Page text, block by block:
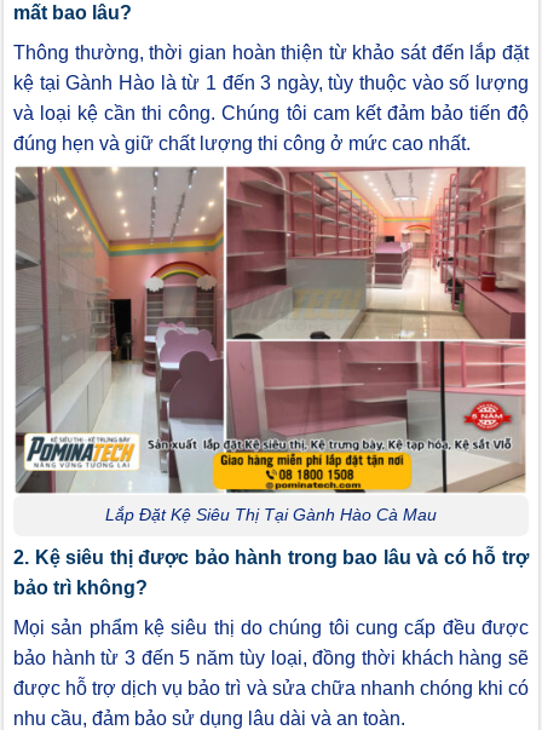
mất bao lâu?
Thông thường, thời gian hoàn thiện từ khảo sát đến lắp đặt
kệ tại Gành Hào là từ 1 đến 3 ngày, tùy thuộc vào số lượng
và loại kệ cần thi công. Chúng tôi cam kết đảm bảo tiến độ
đúng hẹn và giữ chất lượng thi công ở mức cao nhất.
Lắp Đặt Kệ Siêu Thị Tại Gành Hào Cà Mau
2. Kệ siêu thị được bảo hành trong bao lâu và có hỗ trợ
bảo trì không?
Mọi sản phẩm kệ siêu thị do chúng tôi cung cấp đều được
bảo hành từ 3 đến 5 năm tùy loại, đồng thời khách hàng sẽ
được hỗ trợ dịch vụ bảo trì và sửa chữa nhanh chóng khi có
nhu cầu, đảm bảo sử dụng lâu dài và an toàn.